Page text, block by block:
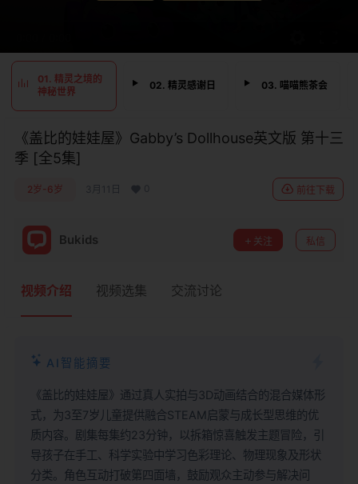
01. 精灵之境的
神秘世界
02. 精灵感谢日 03. 喵喵熊茶会
《盖比的娃娃屋》Gabby’s Dollhouse英文版 第十三
季 [全5集]
2岁-6岁 3月11日 前往下载
Bukids 关注 私信
视频介绍 视频选集 交流讨论
AI智能摘要
《盖比的娃娃屋》通过真人实拍与3D动画结合的混合媒体形
式，为3至7岁儿童提供融合STEAM启蒙与成长型思维的优
质内容。剧集每集约23分钟，以拆箱惊喜触发主题冒险，引
导孩子在手工、科学实验中学习色彩理论、物理现象及形状
分类。角色互动打破第四面墙，鼓励观众主动参与解决问